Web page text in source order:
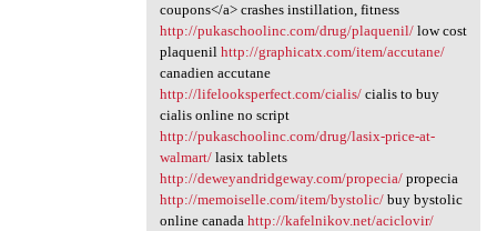
coupons</a> crashes instillation, fitness
http://pukaschoolinc.com/drug/plaquenil/low cost
plaquenil http://graphicatx.com/item/accutane/
canadien accutane
http://lifelooksperfect.com/cialis/cialis to buy
cialis online no script
http://pukaschoolinc.com/drug/lasix-price-at-
walmart/lasix tablets
http://deweyandridgeway.com/propecia/propecia
http://memoiselle.com/item/bystolic/buy bystolic
online canada http://kafelnikov.net/aciclovir/